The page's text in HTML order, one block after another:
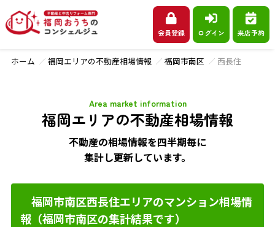
会員登録 ログイン 来店予約
ホーム 福岡エリアの不動産相場情報 福岡市南区 西長住
福岡エリアの不動産相場情報
Area market information
不動産の相場情報を四半期毎に
集計し更新しています。
福岡市南区西長住エリアのマンション相場情
報（福岡市南区の集計結果です）